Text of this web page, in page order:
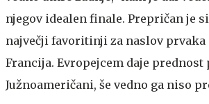
njegov idealen finale. Prepričan je
največji favoritinji za naslov prvaka
Francija. Evropejcem daje prednost
Južnoameričani, še vedno ga niso